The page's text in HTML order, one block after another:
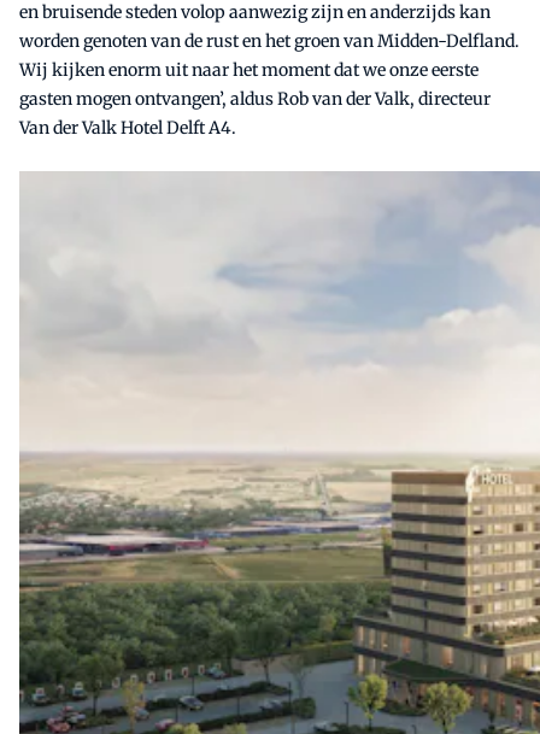
en bruisende steden volop aanwezig zijn en anderzijds kan
worden genoten van de rust en het groen van Midden-Delfland.
Wij kijken enorm uit naar het moment dat we onze eerste
gasten mogen ontvangen’, aldus Rob van der Valk, directeur
Van der Valk Hotel Delft A4.